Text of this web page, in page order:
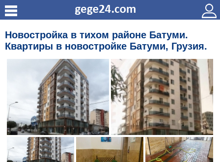
Новостройка в тихом районе Батуми.
Квартиры в новостройке Батуми, Грузия.